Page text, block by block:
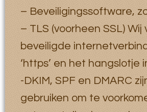
– Beveiligingssoftware,
– TLS (voorheen SSL)
beveiligde
‘https’ en het hangslotje
-DKIM, SPF en DMARC
gebruiken om te